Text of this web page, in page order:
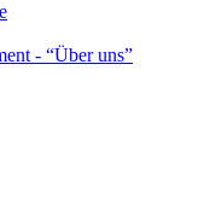
- “Über uns”